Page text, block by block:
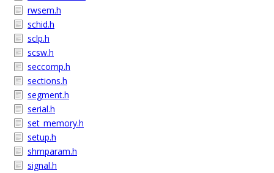
rwsem.h
schid.h
sclp.h
scsw.h
seccomp.h
sections.h
segment.h
serial.h
set_memory.h
setup.h
shmparam.h
signal.h